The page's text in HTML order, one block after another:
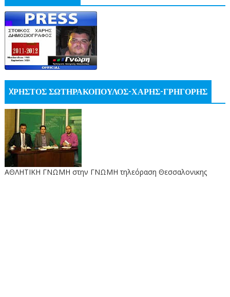
XΡΗΣΤΟΣ ΣΩΤΗΡΑΚΟΠΟΥΛΟΣ-ΧΑΡΗΣ-ΓΡΗΓΟΡΗΣ
ΑΘΛΗΤΙΚΗ ΓΝΩΜΗ στην ΓΝΩΜΗ τηλεόραση Θεσσαλονικης